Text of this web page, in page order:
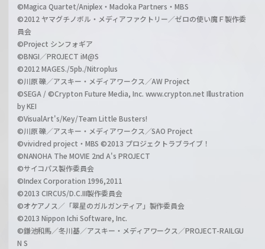
©Magica Quartet/Aniplex・Madoka Partners・MBS
©2012 ヤマグチノボル・メディアファクトリー／ゼロの使い魔Ｆ製作委
員会
©Project シンフォギア
©BNGI／PROJECT iM@S
©2012 MAGES./5pb./Nitroplus
©川原 礫／アスキー・メディアワークス／AW Project
©SEGA / ©Crypton Future Media, Inc. www.crypton.net Illustration
by KEI
©VisualArt's/Key/Team Little Busters!
©川原 礫／アスキー・メディアワークス／SAO Project
©vividred project・MBS ©2013 プロジェクトラブライブ！
©NANOHA The MOVIE 2nd A's PROJECT
©サイコパス製作委員会
©Index Corporation 1996,2011
©2013 CIRCUS/D.C.III製作委員会
©オケアノス／「翠星のガルガンティア」製作委員会
©2013 Nippon Ichi Software, Inc.
©鎌池和馬／冬川基／アスキー・メディアワークス／PROJECT-RAILGU
N S